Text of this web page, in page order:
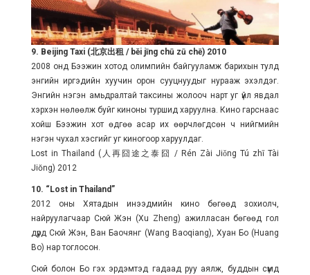
9. Beijing Taxi (北京出租 / běi jīng chū zū chē) 2010
2008 онд Бээжин хотод олимпийн байгууламж барихын тулд
энгийн иргэдийн хуучин орон сууцнуудыг нурааж эхэлдэг.
Энгийн нэгэн амьдралтай таксины жолооч нарт уг үйл явдал
хэрхэн нөлөөлж буйг киноны туршид харуулна. Кино гарснаас
хойш Бээжин хот өдгөө асар их өөрчлөгдсөн ч нийгмийн
нэгэн чухал хэсгийг уг киногоор харуулдаг.
Lost in Thailand (人再囧途之泰囧 / Rén Zài Jiǒng Tú zhī Tài
Jiŏng) 2012
10. “Lost in Thailand”
2012 оны Хятадын инээдмийн кино бөгөөд зохиолч,
найруулагчаар Сюй Жэн (Xu Zheng) ажилласан бөгөөд гол
дүрд Сюй Жэн, Ван Баочянг (Wang Baoqiang), Хуан Бо (Huang
Bo) нар тоглосон.
Сюй болон Бо гэх эрдэмтэд гадаад руу аялж, буддын сүмд